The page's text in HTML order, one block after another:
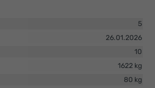
5
26.01.2026
10
1622 kg
80 kg